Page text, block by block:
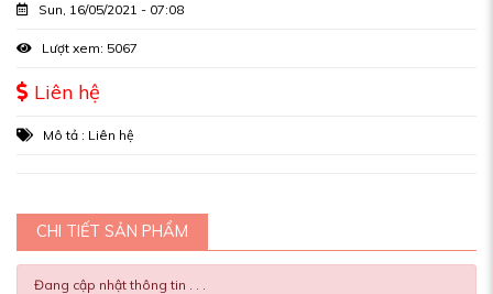
Sun, 16/05/2021 - 07:08
Lượt xem: 5067
Liên hệ
Mô tả : Liên hệ
CHI TIẾT SẢN PHẨM
Đang cập nhật thông tin . . .